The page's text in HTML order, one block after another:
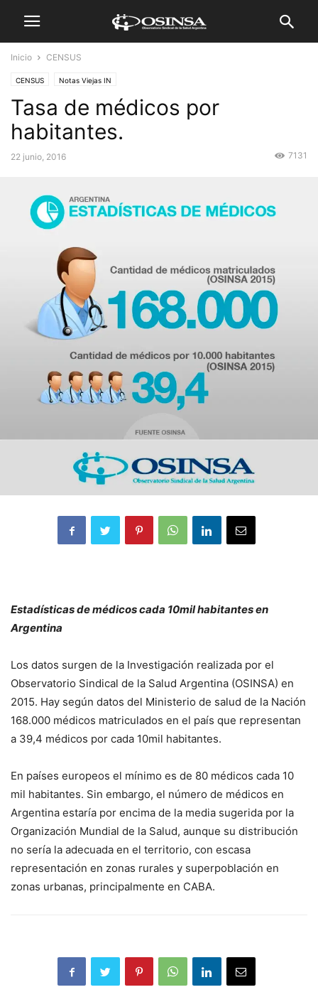
Inicio CENSUS
CENSUS Notas Viejas IN
Tasa de médicos por
habitantes.
22 junio, 2016 7131
Estadísticas de médicos cada 10mil habitantes en
Argentina
Los datos surgen de la Investigación realizada por el
Observatorio Sindical de la Salud Argentina (OSINSA) en
2015. Hay según datos del Ministerio de salud de la Nación
168.000 médicos matriculados en el país que representan
a 39,4 médicos por cada 10mil habitantes.
En países europeos el mínimo es de 80 médicos cada 10
mil habitantes. Sin embargo, el número de médicos en
Argentina estaría por encima de la media sugerida por la
Organización Mundial de la Salud, aunque su distribución
no sería la adecuada en el territorio, con escasa
representación en zonas rurales y superpoblación en
zonas urbanas, principalmente en CABA.